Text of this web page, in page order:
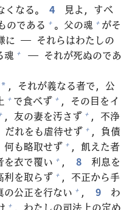
なる。 4 見よ，すべ
のである + 。 父の魂 + がそ
に ― それらはわたしの
魂 + ― それが死ぬのであ
* ，それが義なる者で， 公
+ で食べず + ，その目をイ
， 友の妻を汚さず + ， 不浄
だれをも虐待せず + ， 負債
何も略取せず + ， 飢えた者
を衣で覆い + ， 8 利息を
利を取らず + ， 不正から手
の公正を行ない + ， 9
わ
+ ，わたしの司法 上の定め